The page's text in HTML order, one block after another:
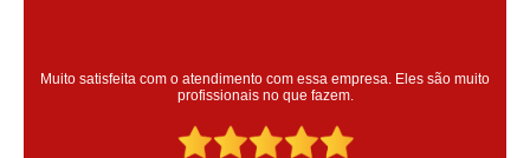
Super satisfeita com o serviço prestado, atendimento muito bom!
colaoradores educado e transparente, destaque para o colaborador
Claudinei excelente profissional!